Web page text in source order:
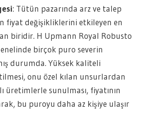
: Tütün pazarında arz ve talep
fiyat değişikliklerini etkileyen en
biridir. H Upmann Royal Robusto
birçok puro severin
durumda. Yüksek kaliteli
onu özel kılan unsurlardan
üretimlerle sunulması, fiyatının
bu puroyu daha az kişiye ulaşır